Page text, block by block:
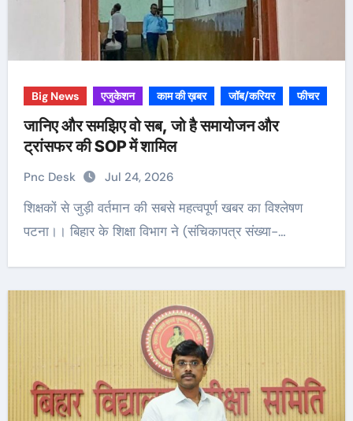
Big News एजुकेशन काम की ख़बर जॉब/करियर फीचर
जानिए और समझिए वो सब, जो है समायोजन और
ट्रांसफर की SOP में शामिल
Pnc Desk Jul 24, 2026
शिक्षकों से जुड़ी वर्तमान की सबसे महत्वपूर्ण खबर का विश्लेषण
पटना।। बिहार के शिक्षा विभाग ने (संचिकापत्र संख्या-…